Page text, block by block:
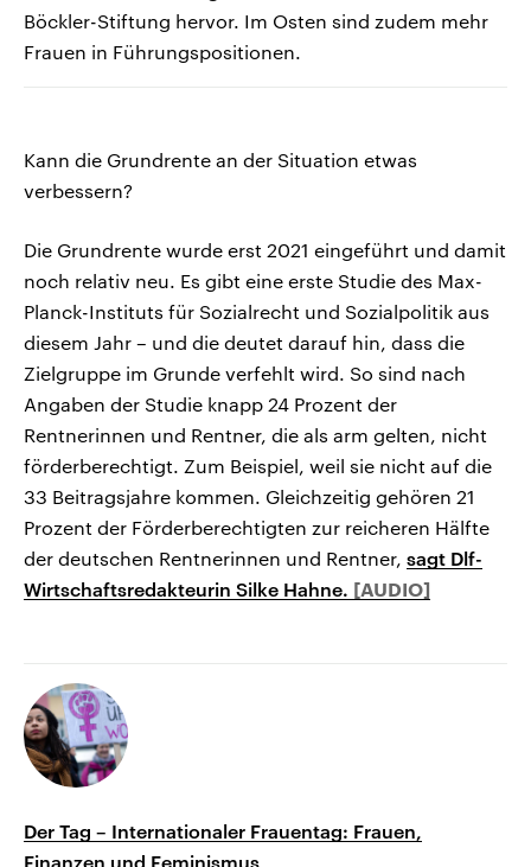
Böckler-Stiftung hervor. Im Osten sind zudem mehr
Frauen in Führungspositionen.
Kann die Grundrente an der Situation etwas
verbessern?
Die Grundrente wurde erst 2021 eingeführt und damit
noch relativ neu. Es gibt eine erste Studie des Max-
Planck-Instituts für Sozialrecht und Sozialpolitik aus
diesem Jahr – und die deutet darauf hin, dass die
Zielgruppe im Grunde verfehlt wird. So sind nach
Angaben der Studie knapp 24 Prozent der
Rentnerinnen und Rentner, die als arm gelten, nicht
förderberechtigt. Zum Beispiel, weil sie nicht auf die
33 Beitragsjahre kommen. Gleichzeitig gehören 21
Prozent der Förderberechtigten zur reicheren Hälfte
der deutschen Rentnerinnen und Rentner, sagt Dlf-
Wirtschaftsredakteurin Silke Hahne.
Der Tag – Internationaler Frauentag: Frauen,
Finanzen und Feminismus